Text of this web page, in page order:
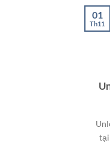
tại
01
Th11